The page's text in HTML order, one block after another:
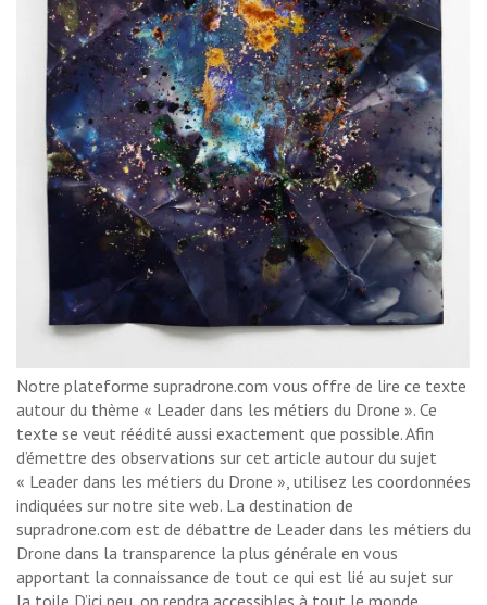
Notre plateforme supradrone.com vous offre de lire ce texte
autour du thème « Leader dans les métiers du Drone ». Ce
texte se veut réédité aussi exactement que possible. Afin
d’émettre des observations sur cet article autour du sujet
« Leader dans les métiers du Drone », utilisez les coordonnées
indiquées sur notre site web. La destination de
supradrone.com est de débattre de Leader dans les métiers du
Drone dans la transparence la plus générale en vous
apportant la connaissance de tout ce qui est lié au sujet sur
la toile D’ici peu, on rendra accessibles à tout le monde